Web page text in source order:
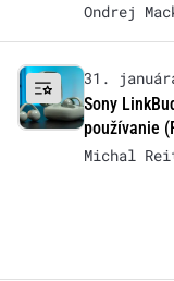
Ondrej
31.
Sony
používanie
Michal